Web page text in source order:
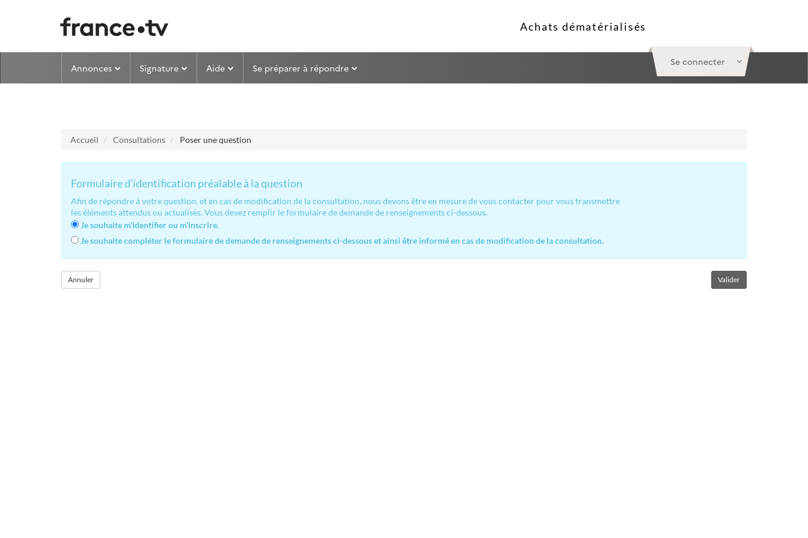
Se connecter
Annonces Signature Aide Se préparer à répondre
Accueil Consultations Poser une question
Formulaire d'identification préalable à la question
Afin de répondre à votre question, et en cas de modification de la consultation, nous devons être en mesure de vous contacter pour vous transmettre
les éléments attendus ou actualisés. Vous devez remplir le formulaire de demande de renseignements ci-dessous.
Je souhaite m'identifier ou m'inscrire.
Je souhaite compléter le formulaire de demande de renseignements ci-dessous et ainsi être informé en cas de modification de la consultation.